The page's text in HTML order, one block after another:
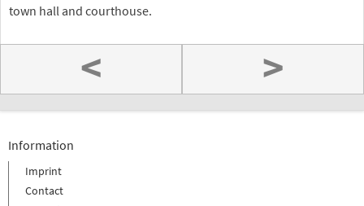
town hall and courthouse.
< >
Information
Imprint
Contact